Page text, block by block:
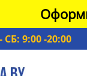
СБ: 9:00 -20:00